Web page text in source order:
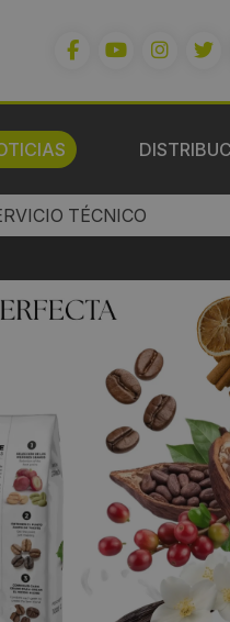
TÉCNICO